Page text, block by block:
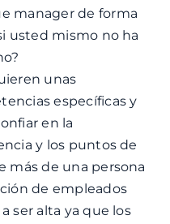
manager de forma
usted mismo no ha
unas
específicas y
en la
y los puntos de
más de una persona
de empleados
ser alta ya que los